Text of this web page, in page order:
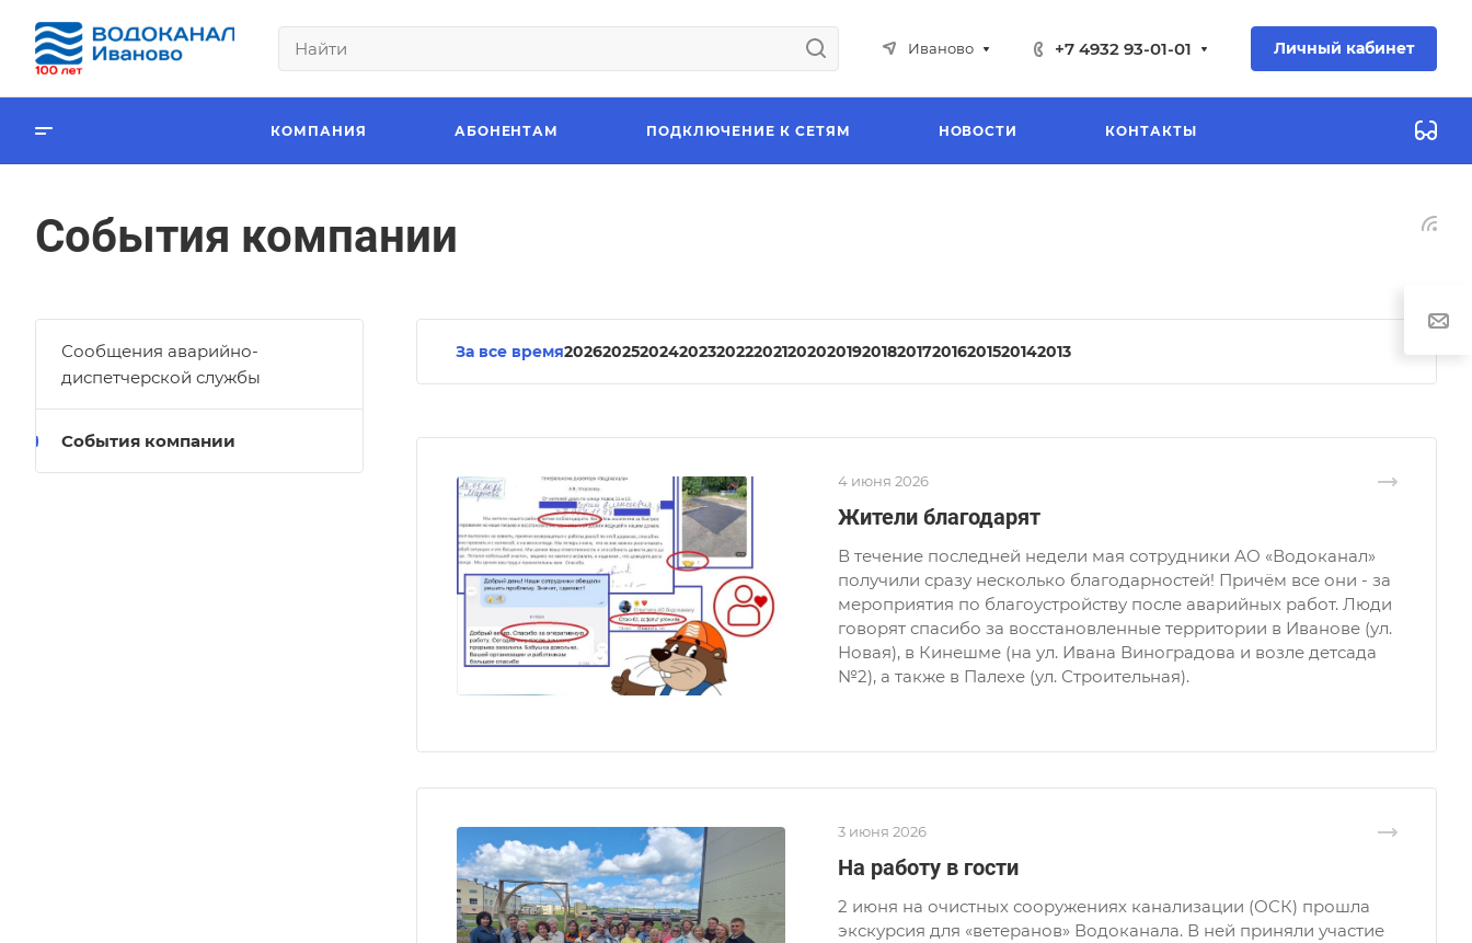
Иваново +7 4932 93-01-01 Личный кабинет
КОМПАНИЯ АБОНЕНТАМ ПОДКЛЮЧЕНИЕ К СЕТЯМ НОВОСТИ КОНТАКТЫ
События компании
За все время20262025202420232022202120202019201820172016201520142013
4 июня 2026
Жители благодарят
В течение последней недели мая сотрудники АО «Водоканал»
получили сразу несколько благодарностей! Причём все они - за
мероприятия по благоустройству после аварийных работ. Люди
говорят спасибо за восстановленные территории в Иванове (ул.
Новая), в Кинешме (на ул. Ивана Виноградова и возле детсада
№2), а также в Палехе (ул. Строительная).
3 июня 2026
На работу в гости
2 июня на очистных сооружениях канализации (ОСК) прошла
экскурсия для «ветеранов» Водоканала. В ней приняли участие
Сообщения аварийно-
диспетчерской службы
События компании